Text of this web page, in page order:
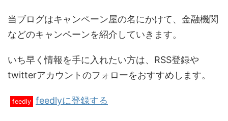
当ブログはキャンペーン屋の名にかけて、金融機関
などのキャンペーンを紹介していきます。
いち早く情報を手に入れたい方は、RSS登録や
twitterアカウントのフォローをおすすめします。
feedly feedlyに登録する